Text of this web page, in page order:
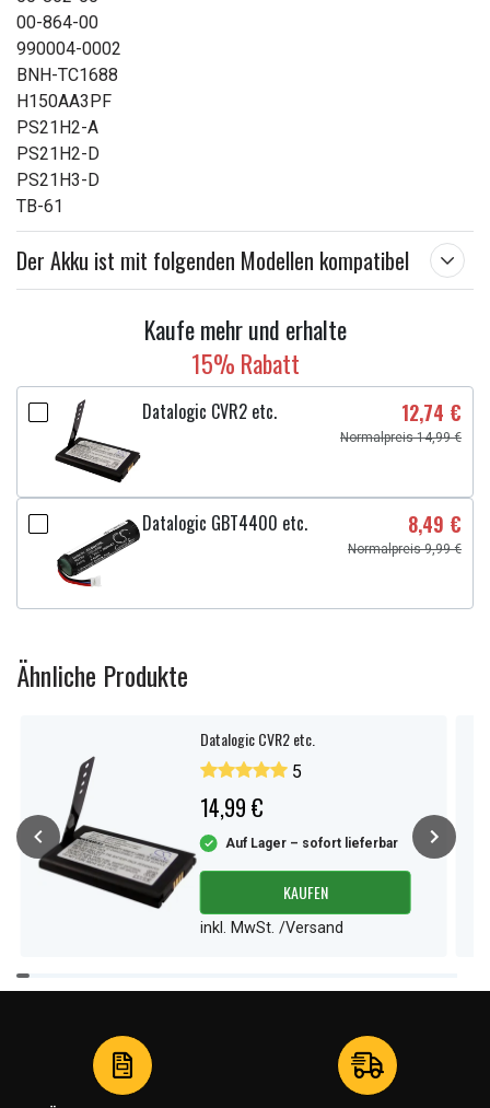
00-864-00
990004-0002
BNH-TC1688
H150AA3PF
PS21H2-A
PS21H2-D
PS21H3-D
TB-61
Der Akku ist mit folgenden Modellen kompatibel
Kaufe mehr und erhalte
15% Rabatt
Datalogic CVR2 etc. 12,74 €
Normalpreis 14,99 €
Datalogic GBT4400 etc. 8,49 €
Normalpreis 9,99 €
Ähnliche Produkte
Datalogic CVR2 etc.
5
14,99 €
Auf Lager – sofort lieferbar
KAUFEN
inkl. MwSt. /Versand
Item
1